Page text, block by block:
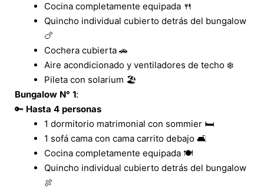
Cocina completamente equipada 🍴
Quincho individual cubierto detrás del bungalow
🍗
Cochera cubierta 🚗
Aire acondicionado y ventiladores de techo ❄️
Pileta con solarium 🏖️
Bungalow N° 1:
🔑 Hasta 4 personas
1 dormitorio matrimonial con sommier 🛏️
1 sofá cama con cama carrito debajo 🛋️
Cocina completamente equipada 🍽️
Quincho individual cubierto detrás del bungalow
🍖